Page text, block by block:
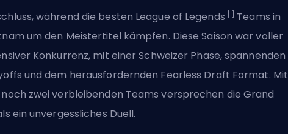
während die besten League of Legends [1]
Teams in
um den Meistertitel kämpfen. Diese Saison war voller
Konkurrenz, mit einer Schweizer Phase, spannenden
und dem herausfordernden Fearless Draft Format. Mit
zwei verbleibenden Teams versprechen die Grand
ein unvergessliches Duell.